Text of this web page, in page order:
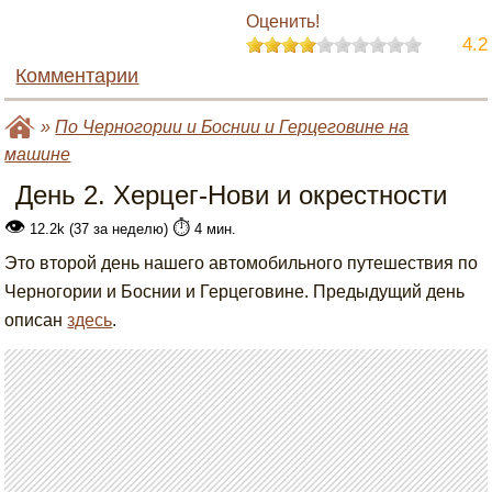
Оценить!
4.2
Комментарии
»По Черногории и Боснии и Герцеговине на
машине
День 2. Херцег-Нови и окрестности
👁 12.2k (37 за неделю) ⏱️ 4 мин.
Это второй день нашего автомобильного путешествия по
Черногории и Боснии и Герцеговине. Предыдущий день
описанздесь.